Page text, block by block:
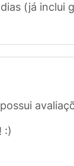
(já inclui
:)